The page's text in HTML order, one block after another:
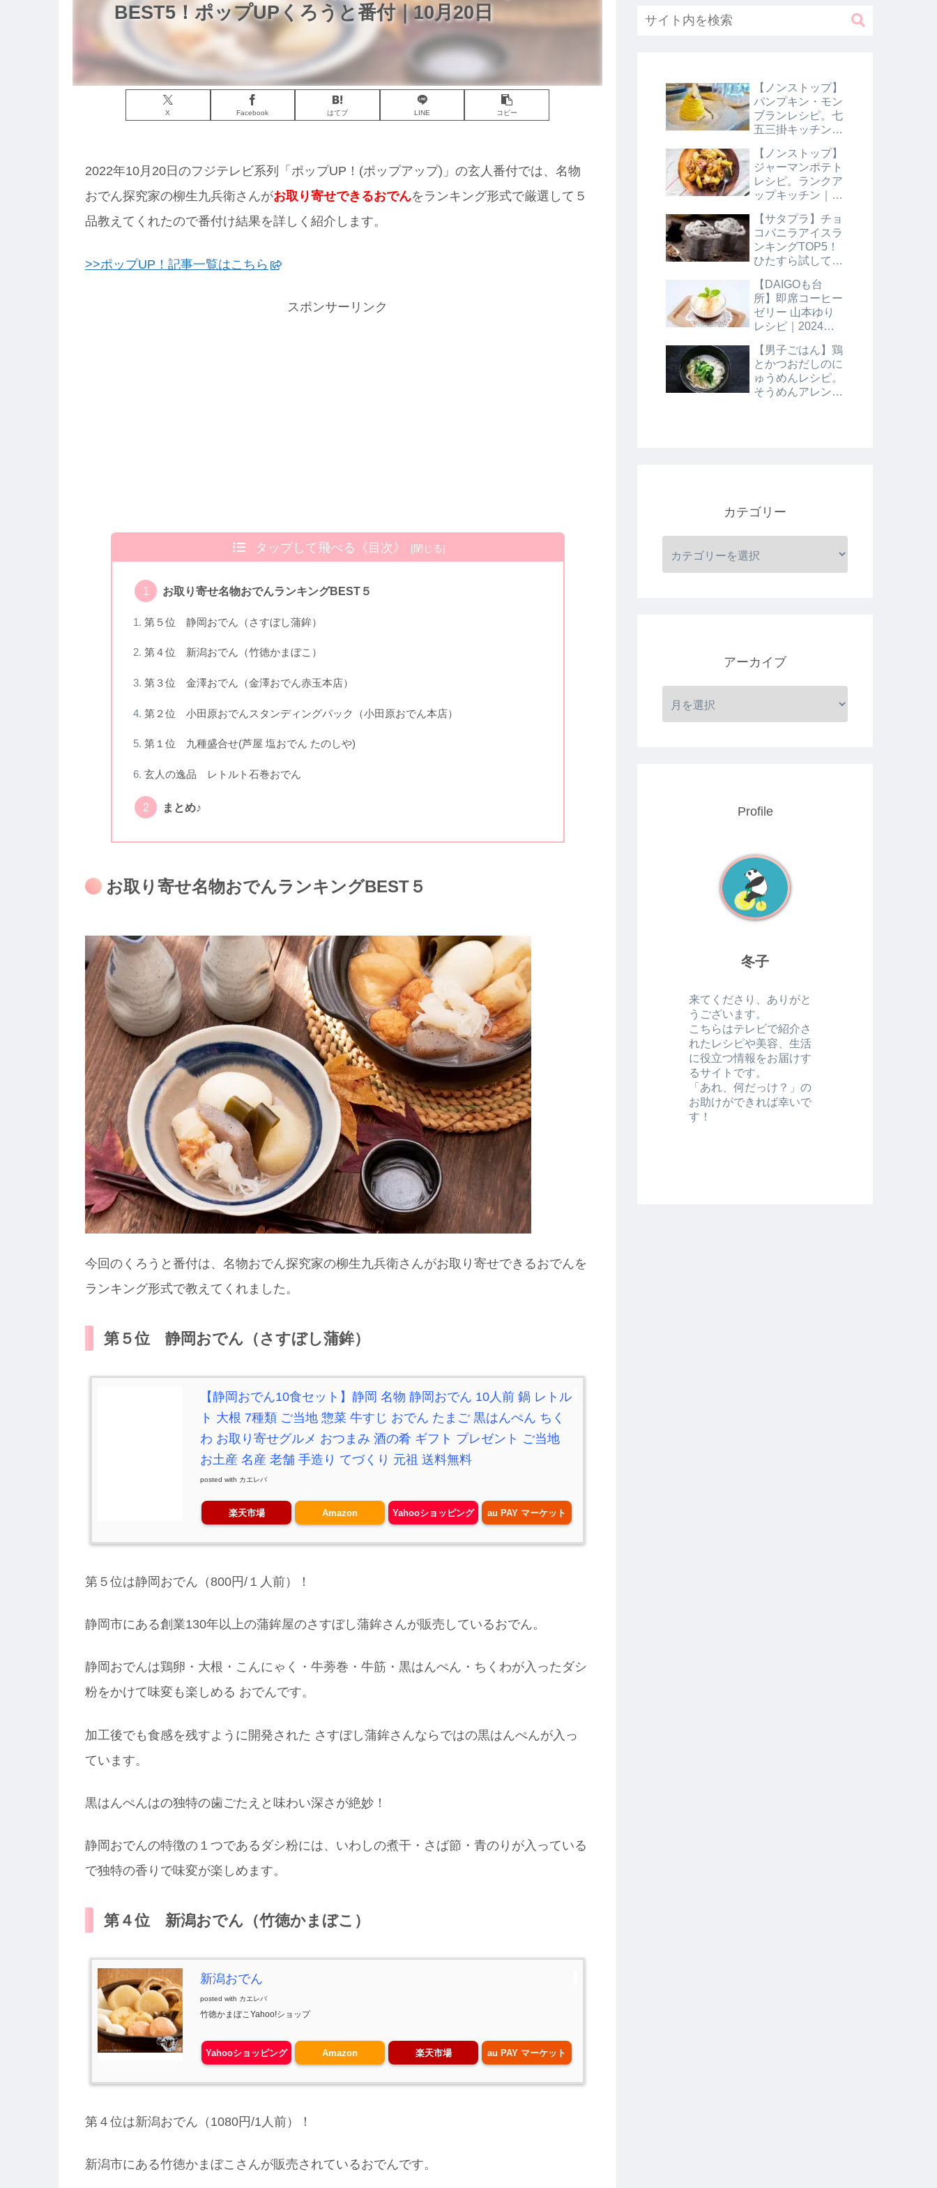
BEST5！ポップUPくろうと番付｜10月20日
X Facebook はてブ LINE コピー
2022年10月20日のフジテレビ系列「ポップUP！(ポップアップ)」の玄人番付では、名物
おでん探究家の柳生九兵衛さんがお取り寄せできるおでんをランキング形式で厳選して５
品教えてくれたので番付け結果を詳しく紹介します。
>>ポップUP！記事一覧はこちら
スポンサーリンク
タップして飛べる《目次》
お取り寄せ名物おでんランキングBEST５
第５位 静岡おでん（さすぼし蒲鉾）
第４位 新潟おでん（竹徳かまぼこ）
第３位 金澤おでん（金澤おでん赤玉本店）
第２位 小田原おでんスタンディングパック（小田原おでん本店）
第１位 九種盛合せ(芦屋 塩おでん たのしや)
玄人の逸品 レトルト石巻おでん
まとめ♪
お取り寄せ名物おでんランキングBEST５
今回のくろうと番付は、名物おでん探究家の柳生九兵衛さんがお取り寄せできるおでんを
ランキング形式で教えてくれました。
第５位 静岡おでん（さすぼし蒲鉾）
【静岡おでん10食セット】静岡 名物 静岡おでん 10人前 鍋 レトル
ト 大根 7種類 ご当地 惣菜 牛すじ おでん たまご 黒はんぺん ちく
わ お取り寄せグルメ おつまみ 酒の肴 ギフト プレゼント ご当地
お土産 名産 老舗 手造り てづくり 元祖 送料無料
posted with カエレバ
楽天市場 Amazon Yahooショッピング au PAY マーケット
第５位は静岡おでん（800円/１人前）！
静岡市にある創業130年以上の蒲鉾屋のさすぼし蒲鉾さんが販売しているおでん。
静岡おでんは鶏卵・大根・こんにゃく・牛蒡巻・牛筋・黒はんぺん・ちくわが入ったダシ
粉をかけて味変も楽しめる おでんです。
加工後でも食感を残すように開発された さすぼし蒲鉾さんならではの黒はんぺんが入っ
ています。
黒はんぺんはの独特の歯ごたえと味わい深さが絶妙！
静岡おでんの特徴の１つであるダシ粉には、いわしの煮干・さば節・青のりが入っている
で独特の香りで味変が楽しめます。
第４位 新潟おでん（竹徳かまぼこ）
新潟おでん
posted with カエレバ
竹徳かまぼこYahoo!ショップ
Yahooショッピング Amazon 楽天市場 au PAY マーケット
第４位は新潟おでん（1080円/1人前）！
新潟市にある竹徳かまぼこさんが販売されているおでんです。
【ノンストップ】
パンプキン・モン
ブランレシピ。七
五三掛キッチン｜
【ノンストップ】
ジャーマンポテト
レシピ。ランクア
ップキッチン｜10
【サタプラ】チョ
コバニラアイスラ
ンキングTOP5！
ひたすら試してラ
日【サタデープラ
ス】
【DAIGOも台
所】即席コーヒー
ゼリー 山本ゆり
レシピ｜2024年8
【男子ごはん】鶏
とかつおだしのに
ゅうめんレシピ。
そうめんアレンジ
カテゴリー
アーカイブ
Profile
冬子
来てくださり、ありがと
うございます。
こちらはテレビで紹介さ
れたレシピや美容、生活
に役立つ情報をお届けす
るサイトです。
「あれ、何だっけ？」の
お助けができれば幸いで
す！